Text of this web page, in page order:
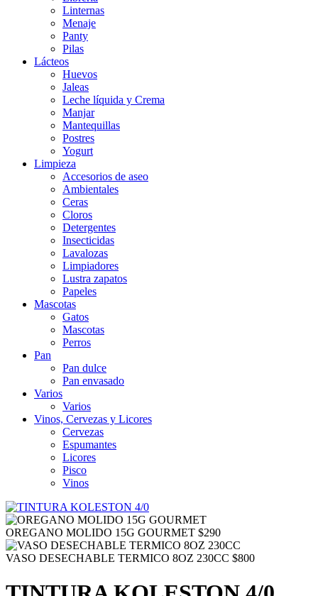
Linternas
Menaje
Panty
Pilas
Lácteos
Huevos
Jaleas
Leche líquida y Crema
Manjar
Mantequillas
Postres
Yogurt
Limpieza
Accesorios de aseo
Ambientales
Ceras
Cloros
Detergentes
Insecticidas
Lavalozas
Limpiadores
Lustra zapatos
Papeles
Mascotas
Gatos
Mascotas
Perros
Pan
Pan dulce
Pan envasado
Varios
Varios
Vinos, Cervezas y Licores
Cervezas
Espumantes
Licores
Pisco
Vinos
OREGANO MOLIDO 15G GOURMET $290
VASO DESECHABLE TERMICO 8OZ 230CC $800